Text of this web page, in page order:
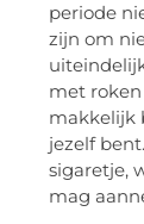
periode
zijn om
met
makkelijk
jezelf
sigaretje,
mag